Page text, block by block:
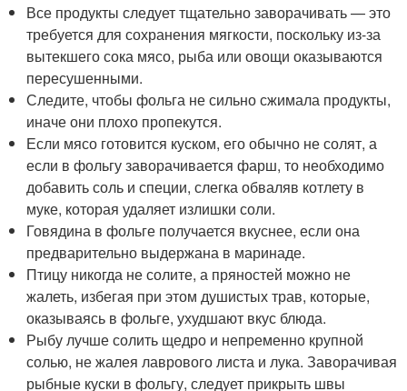
Все продукты следует тщательно заворачивать — это
требуется для сохранения мягкости, поскольку из-за
вытекшего сока мясо, рыба или овощи оказываются
пересушенными.
Следите, чтобы фольга не сильно сжимала продукты,
иначе они плохо пропекутся.
Если мясо готовится куском, его обычно не солят, а
если в фольгу заворачивается фарш, то необходимо
добавить соль и специи, слегка обваляв котлету в
муке, которая удаляет излишки соли.
Говядина в фольге получается вкуснее, если она
предварительно выдержана в маринаде.
Птицу никогда не солите, а пряностей можно не
жалеть, избегая при этом душистых трав, которые,
оказываясь в фольге, ухудшают вкус блюда.
Рыбу лучше солить щедро и непременно крупной
солью, не жалея лаврового листа и лука. Заворачивая
рыбные куски в фольгу, следует прикрыть швы